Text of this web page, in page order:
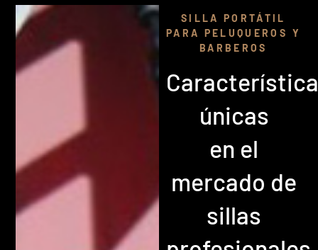
SILLA PORTÁTIL
PARA PELUQUEROS Y
BARBEROS
únicas
en el
mercado de
sillas